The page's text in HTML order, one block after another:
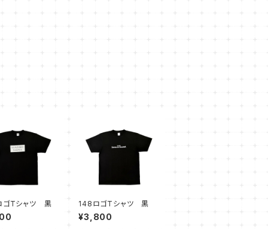
ゴTシャツ 黒 148ロゴTシャツ 黒
¥3,800